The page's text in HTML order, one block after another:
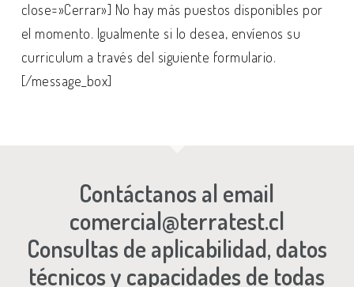
close=»Cerrar»] No hay más puestos disponibles por
el momento. Igualmente si lo desea, envíenos su
curriculum a través del siguiente formulario.
[/message_box]
Contáctanos al email
comercial@terratest.cl
Consultas de aplicabilidad, datos
técnicos y capacidades de todas